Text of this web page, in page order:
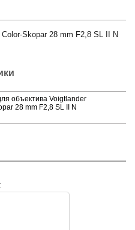
Skopar 28 mm F2,8 SL II N
объектива Voigtlander
28 mm F2,8 SL II N